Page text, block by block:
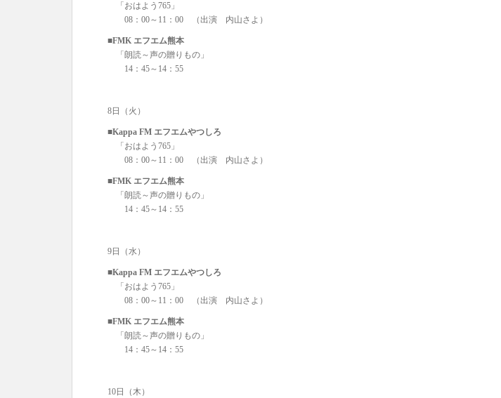
「おはよう765」
08：00～11：00 （出演 内山さよ）
■FMK エフエム熊本
「朗読～声の贈りもの」
14：45～14：55
8日（火）
■Kappa FM エフエムやつしろ
「おはよう765」
08：00～11：00 （出演 内山さよ）
■FMK エフエム熊本
「朗読～声の贈りもの」
14：45～14：55
9日（水）
■Kappa FM エフエムやつしろ
「おはよう765」
08：00～11：00 （出演 内山さよ）
■FMK エフエム熊本
「朗読～声の贈りもの」
14：45～14：55
10日（木）